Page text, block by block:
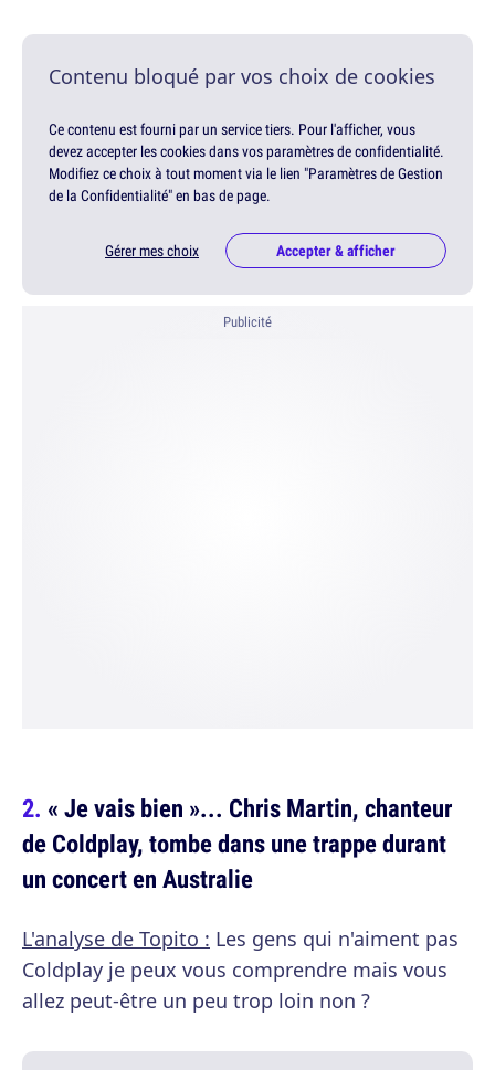
Contenu bloqué par vos choix de cookies
Ce contenu est fourni par un service tiers. Pour l'afficher, vous
devez accepter les cookies dans vos paramètres de confidentialité.
Modifiez ce choix à tout moment via le lien "Paramètres de Gestion
de la Confidentialité" en bas de page.
Gérer mes choix Accepter & afficher
Publicité
« Je vais bien »... Chris Martin, chanteur
de Coldplay, tombe dans une trappe durant
un concert en Australie
L'analyse de Topito : Les gens qui n'aiment pas
Coldplay je peux vous comprendre mais vous
allez peut-être un peu trop loin non ?